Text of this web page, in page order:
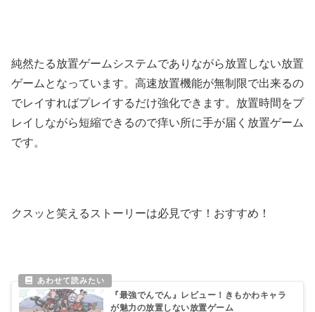
純然たる放置ゲームシステムでありながら放置しない放置
ゲームとなっています。高速放置機能が無制限で出来るの
でレイすればプレイするだけ強化できます。放置時間をプ
レイしながら短縮できるので痒い所に手が届く放置ゲーム
です。
クスッと笑えるストーリーは必見です！おすすめ！
『最強でんでん』レビュー！きもかわキャラ
が魅力の放置しない放置ゲーム